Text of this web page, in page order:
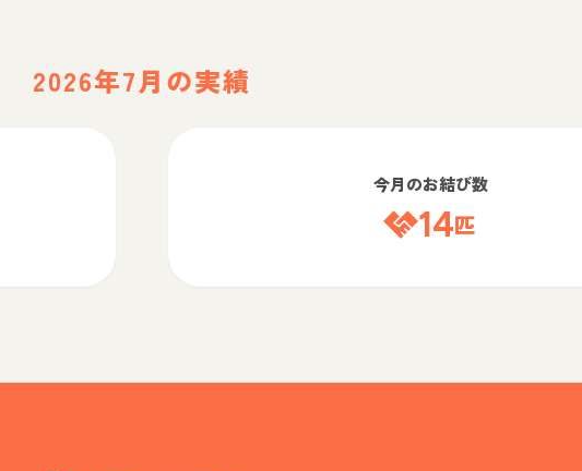
2026年7月の実績
今月のお結び数
14匹